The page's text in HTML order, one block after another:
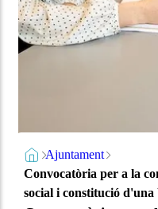
Ajuntament
Convocatòria per a la
social i constitució